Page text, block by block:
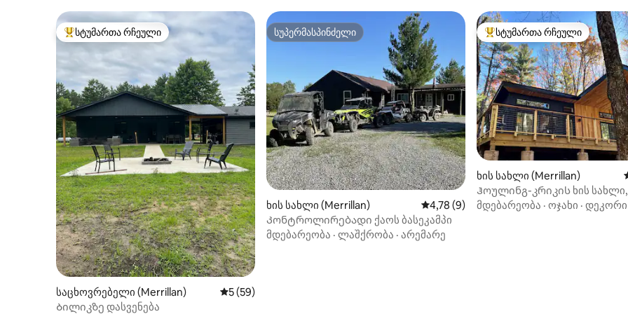
სტუმართა რჩეული მოწინავე ვარიანტი
სტუმართა რჩეული
საცხოვრებელი (Merrillan) საშუალო შეფასებაა 5‑დან 5, 59 მიმოხილვა
5 (59)
Ბილიკზე დასვენება
სუპერმასპინძელი
სუპერმასპინძელი
ხის სახლი (Merrillan) საშუალო შეფასებაა 5‑დან 4,78, 9
4,78 (9)
Კონტროლირებადი ქაოს ბასეკამპი
მდებარეობა · ლაშქრობა · არემარე
სტუმართა რჩეული მოწინავე
სტუმართა რჩეული
ხის სახლი (Merrillan)
Ჰოულინგ-კრიკის ხის სახლი,
ჰეტფილდი, ბლექ-რივერის
მდებარეობა · ოჯახი · დეკორი